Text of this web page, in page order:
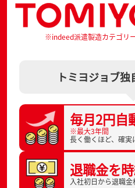
※indeed派遣製造カテゴリ
トミヨジョブ
毎月2円自
※最大3年間
長く働くほど、 確実
退職金を
入社初日から退職金